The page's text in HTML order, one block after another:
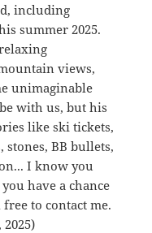
including
summer 2025.
views,
unimaginable
with us, but his
like ski tickets,
stones, BB bullets,
I know you
have a chance
to contact me.